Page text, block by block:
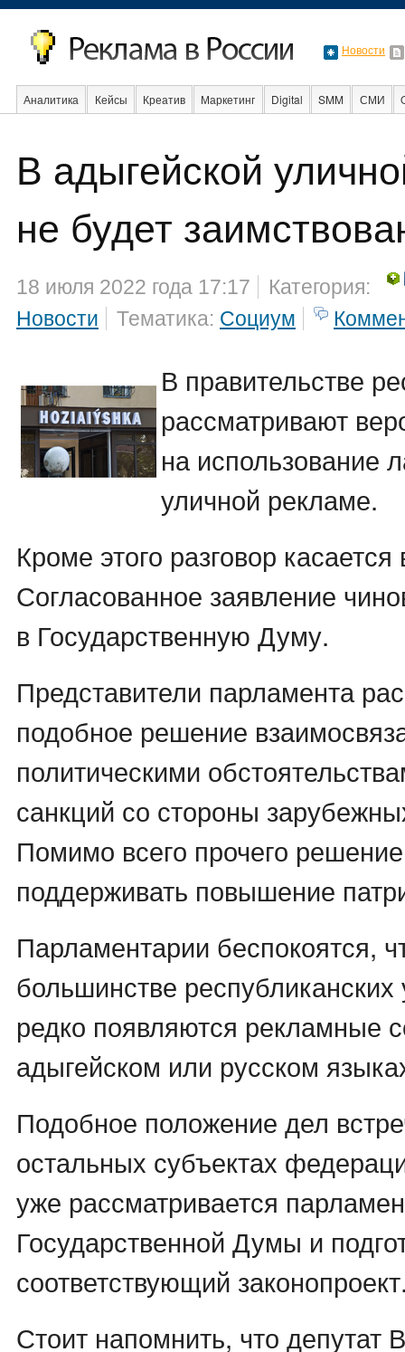
Новости
Аналитика Кейсы Креатив Маркетинг Digital SMM СМИ
События Социальная реклама Стартапы
В адыгейской
не будет
18 июля 2022 года 17:17
Категория:
Новости
Тематика: Социум
В правительстве
рассматривают
на использование
уличной рекламе.
Кроме этого разговор
Согласованное заявление
в Государственную Думу.
Представители парламента
подобное решение
политическими
санкций со стороны
Помимо всего прочего
поддерживать повышение
Парламентарии беспокоятся,
большинстве
редко появляются рекламные
адыгейском или русском
Подобное положение дел
остальных субъектах
уже рассматривается
Государственной Думы и
соответствующий
Стоит напомнить, что депутат